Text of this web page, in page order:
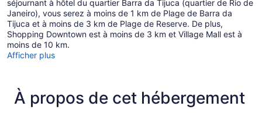
séjournant à hôtel du quartier Barra da Tijuca (quartier de Rio de
Janeiro), vous serez à moins de 1 km de Plage de Barra da
Tijuca et à moins de 3 km de Plage de Reserve. De plus,
Shopping Downtown est à moins de 3 km et Village Mall est à
moins de 10 km.
Afficher plus
À propos de cet hébergement